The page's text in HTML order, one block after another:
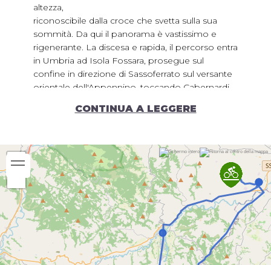
altezza,
riconoscibile dalla croce che svetta sulla sua
sommità. Da qui il panorama è vastissimo e
rigenerante. La discesa e rapida, il percorso entra
in Umbria ad Isola Fossara, prosegue sul
confine in direzione di Sassoferrato sul versante
orientale dell'Appennino, toccando Cabernardi
zolfo e torna poi al borgo di Montalfoglio.
Gennaio Febbraio Marzo Aprile Maggio
Giugno
Luglio Agosto Settembre Ottobre
Novembre
Dicembre
CONTINUA A LEGGERE